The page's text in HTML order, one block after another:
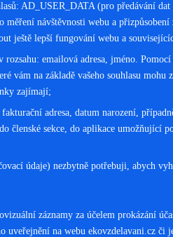
AD_USER_DATA (pro předávání
návštěvnosti webu a přizpůsobení
ještě lepší fungování webu a
emailová adresa, jméno.
vám na základě vašeho souhlasu mohu
zajímají;
adresa, datum narození,
sekce, do aplikace umožňující
údaje) nezbytně potřebuji, abych
záznamy za účelem prokázání
na webu ekovzdelavani.cz či